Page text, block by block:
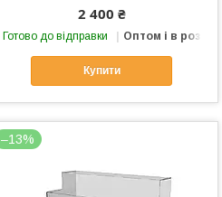
2 400 ₴
Готово до відправки Оптом і в роздріб
Купити
–13%